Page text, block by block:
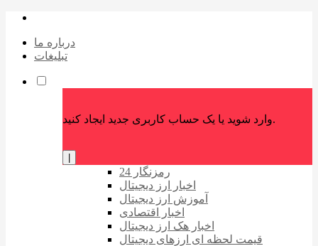
درباره ما
تبلیغات
وارد شوید یا یک حساب کاربری جدید ایجاد کنید.
رمزنگار 24
اخبار ارز دیجیتال
آموزش ارز دیجیتال
اخبار اقتصادی
اخبار هک ارز دیجیتال
قیمت لحظه ای ارزهای دیجیتال